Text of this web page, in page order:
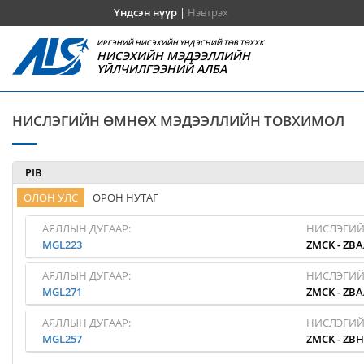
Үндсэн нүүр| Нэвтрэх
ИРГЭНИЙ НИСЭХИЙН ҮНДЭСНИЙ ТӨВ ТӨХХК
НИСЭХИЙН МЭДЭЭЛЛИЙН
ҮЙЛЧИЛГЭЭНИЙ АЛБА
НИСЛЭГИЙН ӨМНӨХ МЭДЭЭЛЛИЙН ТОВХИМОЛ
PIB
ОЛОН УЛС
ОРОН НУТАГ
АЯЛЛЫН ДУГААР:
MGL223
ZMCK-
АЯЛЛЫН ДУГААР:
MGL271
ZMCK-
АЯЛЛЫН ДУГААР:
MGL257
ZMCK-